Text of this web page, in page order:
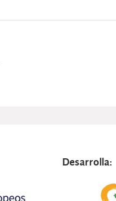
Desarrolla: